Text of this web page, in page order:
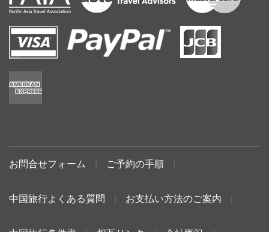
お問合せフォーム ご予約の手順
中国旅行よくある質問 お支払い方法のご案内